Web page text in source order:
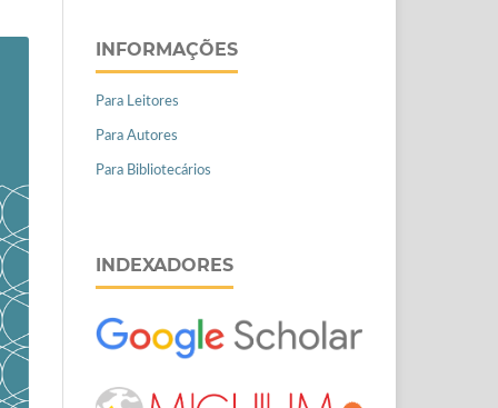
INFORMAÇÕES
Para Leitores
Para Autores
Para Bibliotecários
INDEXADORES